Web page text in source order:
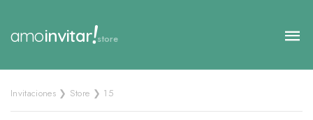
amoinvitar!store
Invitaciones ❯ Store ❯ 15